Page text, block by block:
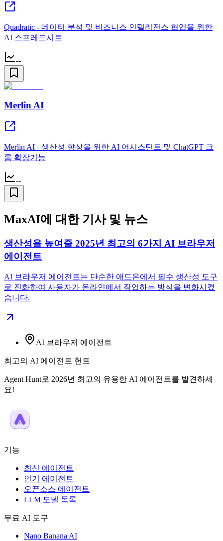
Quadratic - 데이터 분석 및 비즈니스 인텔리전스 협업을 위한
AI 스프레드시트
--
Merlin AI
Merlin AI - 생산성 향상을 위한 AI 어시스턴트 및 ChatGPT 크
롬 확장기능
--
MaxAI에 대한 기사 및 뉴스
생산성을 높여줄 2025년 최고의 6가지 AI 브라우저
에이전트
AI 브라우저 에이전트는 단순한 애드온에서 필수 생산성 도구
로 진화하여 사용자가 온라인에서 작업하는 방식을 변화시켰
습니다.
AI 브라우저 에이전트
최고의 AI 에이전트 헌트
Agent Hunt로 2026년 최고의 유용한 AI 에이전트를 발견하세
요!
기능
최신 에이전트
인기 에이전트
오픈소스 에이전트
LLM 모델 목록
무료 AI 도구
Nano Banana AI